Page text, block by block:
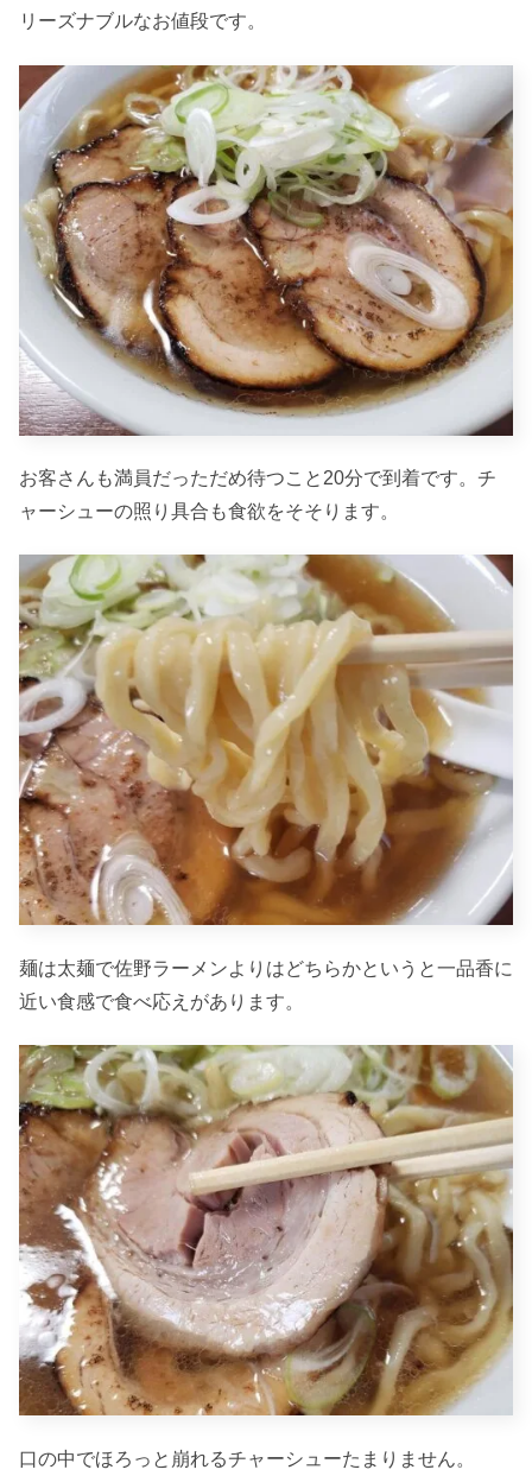
リーズナブルなお値段です。
お客さんも満員だっただめ待つこと20分で到着です。チ
ャーシューの照り具合も食欲をそそります。
麺は太麺で佐野ラーメンよりはどちらかというと一品香に
近い食感で食べ応えがあります。
口の中でほろっと崩れるチャーシューたまりません。